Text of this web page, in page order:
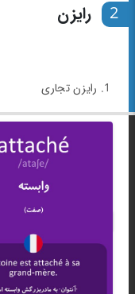
2 رایزن
1. رایزن تجاری